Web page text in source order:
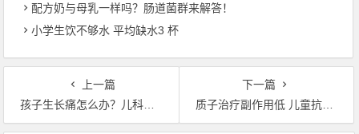
配方奶与母乳一样吗？肠道菌群来解答！
小学生饮不够水 平均缺水3 杯
上一篇
孩子生长痛怎么办？儿科医师5招缓解
下一篇
质子治疗副作用低 儿童抗癌救星